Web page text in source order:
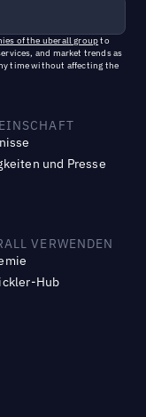
of the uberall groupto
and market trends as
time without affecting the
und Presse
VERWENDEN
Hub